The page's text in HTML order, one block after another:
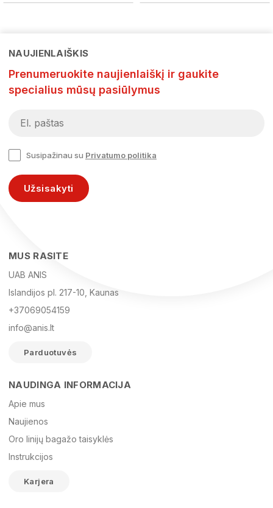
El. paštas
Žinutė
NAUJIENLAIŠKIS
Prenumeruokite naujienlaiškį ir gaukite
specialius mūsų pasiūlymus
Susipažinau su Privatumo politika
Užsisakyti
MUS RASITE
UAB ANIS
Islandijos pl. 217-10, Kaunas
+37069054159
info@anis.lt
Parduotuvės
NAUDINGA INFORMACIJA
Apie mus
Naujienos
Oro linijų bagažo taisyklės
Instrukcijos
Karjera